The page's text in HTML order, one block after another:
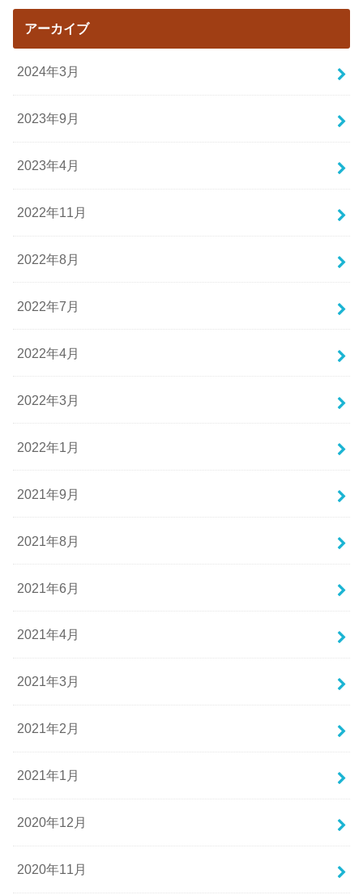
アーカイブ
2024年3月
2023年9月
2023年4月
2022年11月
2022年8月
2022年7月
2022年4月
2022年3月
2022年1月
2021年9月
2021年8月
2021年6月
2021年4月
2021年3月
2021年2月
2021年1月
2020年12月
2020年11月